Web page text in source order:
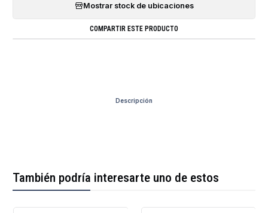
Mostrar stock de ubicaciones
COMPARTIR ESTE PRODUCTO
Descripción
También podría interesarte uno de estos